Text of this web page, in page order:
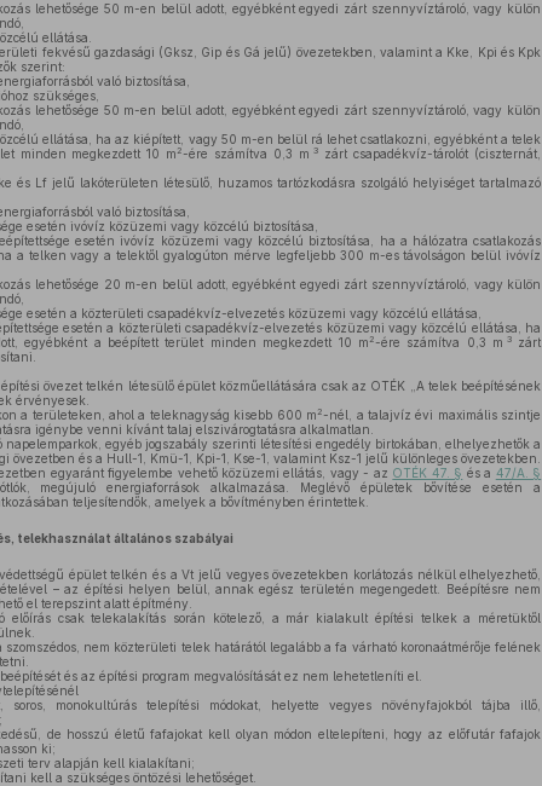
lehetősége 50 m-en belül adott, egyébként egyedi zárt szennyvíztároló, vagy külön
ellátása.
fekvésű gazdasági (Gksz, Gip és Gá jelű) övezetekben, valamint a Kke, Kpi és Kpk
szerint:
való biztosítása,
szükséges,
lehetősége 50 m-en belül adott, egyébként egyedi zárt szennyvíztároló, vagy külön
ellátása, ha az kiépített, vagy 50 m-en belül rá lehet csatlakozni, egyébként a telek
minden megkezdett 10 m2-ére számítva 0,3 m 3
zárt csapadékvíz-tárolót (ciszternát,
és Lf jelű lakóterületen létesülő, huzamos tartózkodásra szolgáló helyiséget tartalmazó
való biztosítása,
esetén ivóvíz közüzemi vagy közcélú biztosítása,
esetén ivóvíz közüzemi vagy közcélú biztosítása, ha a hálózatra csatlakozás
a telken vagy a telektől gyalogúton mérve legfeljebb 300 m-es távolságon belül ivóvíz
lehetősége 20 m-en belül adott, egyébként egyedi zárt szennyvíztároló, vagy külön
esetén a közterületi csapadékvíz-elvezetés közüzemi vagy közcélú ellátása,
esetén a közterületi csapadékvíz-elvezetés közüzemi vagy közcélú ellátása, ha
egyébként a beépített terület minden megkezdett 10 m 2-ére számítva 0,3 m 3zárt
övezet telkén létesülő épület közműellátására csak az OTÉK „A telek beépítésének
érvényesek.
a területeken, ahol a teleknagyság kisebb 600 m2-nél, a talajvíz évi maximális szintje
igénybe venni kívánt talaj elszivárogtatásra alkalmatlan.
egyéb jogszabály szerinti létesítési engedély birtokában, elhelyezhetők a
övezetben és a Hull-1, Kmü-1, Kpi-1, Kse-1, valamint Ksz-1 jelű különleges övezetekben.
egyaránt figyelembe vehető közüzemi ellátás, vagy - az OTÉK 47. § és a 47/A. §
megújuló energiaforrások alkalmazása. Meglévő épületek bővítése esetén a
teljesítendők, amelyek a bővítményben érintettek.
telekhasználat általános szabályai
épület telkén és a Vt jelű vegyes övezetekben korlátozás nélkül elhelyezhető,
– az építési helyen belül, annak egész területén megengedett. Beépítésre nem
el terepszint alatt építmény.
előírás csak telekalakítás során kötelező, a már kialakult építési telkek a méretüktől
nem közterületi telek határától legalább a fa várható koronaátmérője felének
és az építési program megvalósítását ez nem lehetetleníti el.
monokultúrás telepítési módokat, helyette vegyes növényfajokból tájba illő,
de hosszú életű fafajokat kell olyan módon eltelepíteni, hogy az előfutár fafajok
ki;
terv alapján kell kialakítani;
kell a szükséges öntözési lehetőséget.